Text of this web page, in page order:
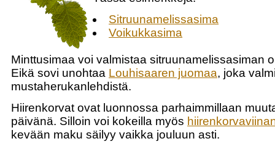
Sitruunamelissasima
Voikukkasima
Minttusimaa voi valmistaa sitruunamelissasiman
Eikä sovi unohtaa Louhisaaren juomaa, joka
mustaherukanlehdistä.
Hiirenkorvat ovat luonnossa parhaimmillaan
päivänä. Silloin voi kokeilla myös
kevään maku säilyy vaikka jouluun asti.